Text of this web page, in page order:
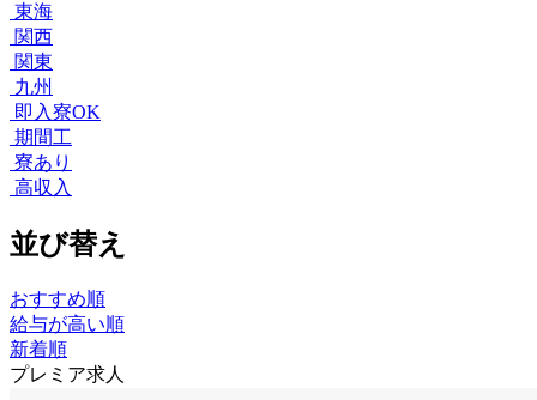
東海
関西
関東
九州
即入寮OK
期間工
寮あり
高収入
並び替え
おすすめ順
給与が高い順
新着順
プレミア求人